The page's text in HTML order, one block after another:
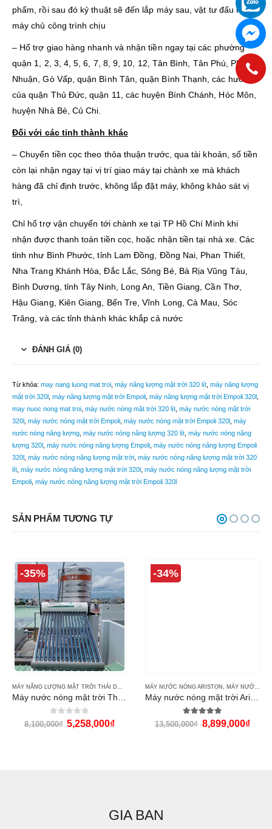
phẩm, rồi sau đó kỷ thuật sẽ đến lắp máy sau, vật tư đấu nối
máy chủ công trình chịu
– Hổ trợ giao hàng nhanh và nhận tiền ngay tại các phường
quận 1, 2, 3, 4, 5, 6, 7, 8, 9, 10, 12, Tân Bình, Tân Phú, Phú
Nhuận, Gò Vấp, quận Bình Tân, quận Bình Thạnh, các hường
của quận Thủ Đức, quận 11, các huyện Bính Chánh, Hóc Môn,
huyện Nhà Bè, Củ Chi.
Đối với các tỉnh thành khác
– Chuyển tiền cọc theo thỏa thuận trước, qua tài khoản, số tiền
còn lại nhận ngay tại vị trí giao máy tại chành xe mà khách
hàng đã chỉ định trước, không lắp đặt máy, không khảo sát vị
trì,
Chỉ hổ trợ vận chuyển tới chành xe tại TP Hồ Chí Minh khi
nhận được thanh toán tiền cọc, hoặc nhận tiền tại nhà xe. Các
tỉnh như Bình Phước, tỉnh Lam Đồng, Đồng Nai, Phan Thiết,
Nha Trang Khánh Hòa, Đắc Lắc, Sông Bé, Bà Rịa Vũng Tàu,
Bình Dương, tỉnh Tây Ninh, Long An, Tiền Giang, Cần Thơ,
Hậu Giang, Kiên Giang, Bến Tre, Vĩnh Long, Cà Mau, Sóc
Trăng, và các tỉnh thành khác khắp cả nước
ĐÁNH GIÁ (0)
Từ khóa: may nang luong mat troi, máy năng lượng mặt trời 320 lít, máy năng lượng
mặt trời 320l , máy năng lượng mặt trời Empoli, máy năng lượng mặt trời Empoli 320l ,
may nuoc nong mat troi, máy nước nóng mặt trời 320 lít, máy nước nóng mặt trời
320l , máy nước nóng mặt trời Empoli, máy nước nóng mặt trời Empoli 320l , máy
nước nóng năng lượng, máy nước nóng năng lượng 320 lít, máy nước nóng năng
lượng 320l , máy nước nóng năng lượng Empoli, máy nước nóng năng lượng Empoli
320l , máy nước nóng năng lượng mặt trời, máy nước nóng năng lượng mặt trời 320
lít, máy nước nóng năng lượng mặt trời 320l , máy nước nóng năng lượng mặt trời
Empoli, máy nước nóng năng lượng mặt trời Empoli 320l
SẢN PHẨM TƯƠNG TỰ
-35%
MÁY NĂNG LƯỢNG MẶT TRỜI THÁI DƯƠNG NĂNG , MÁY NƯỚC NÓNG THÁI DƯƠNG NĂNG
Máy nước nóng mặt trời Thái Dương Năng 160L Eco
0out of 5
8,100,000₫ 5,258,000₫
-34%
MÁY NƯỚC NÓNG ARISTON , MÁY NƯỚC NÓNG NĂNG LƯỢNG MẶT TRỜI ARISTON
Máy nước nóng mặt trời Ariston 200l
5.00 out of 5
13,500,000₫ 8,899,000₫
GIA BAN